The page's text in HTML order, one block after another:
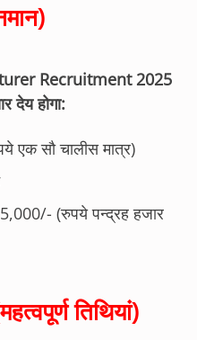
Recruitment 2025
देय होगा:
एक सौ चालीस मात्र)
(रुपये पन्द्रह हजार
तिथियां)